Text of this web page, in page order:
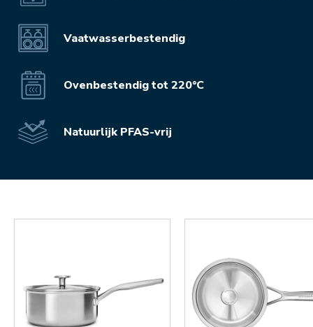
Vaatwasserbestendig
Ovenbestendig tot 220°C
Natuurlijk PFAS-vrij